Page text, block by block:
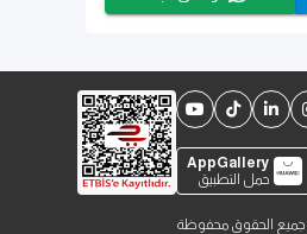
AppGallery
حمل التطبيق
جميع الحقوق محفوظة